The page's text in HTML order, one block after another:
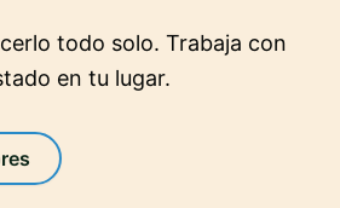
todo solo. Trabaja con
en tu lugar.